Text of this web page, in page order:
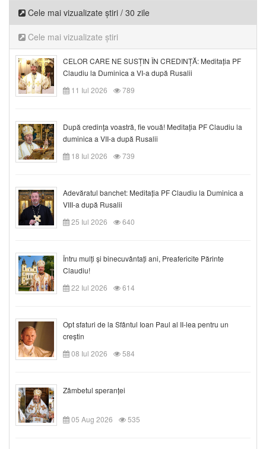
Cele mai vizualizate știri / 30 zile
Cele mai vizualizate știri
CELOR CARE NE SUSȚIN ÎN CREDINȚĂ: Meditația PF
Claudiu la Duminica a VI-a după Rusalii
11 Iul 2026
789
După credinţa voastră, fie vouă! Meditația PF Claudiu la
duminica a VII-a după Rusalii
18 Iul 2026
739
Adevăratul banchet: Meditația PF Claudiu la Duminica a
VIII-a după Rusalii
25 Iul 2026
640
Întru mulți și binecuvântați ani, Preafericite Părinte
Claudiu!
22 Iul 2026
614
Opt sfaturi de la Sfântul Ioan Paul al II-lea pentru un
creștin
08 Iul 2026
584
Zâmbetul speranței
05 Aug 2026 535